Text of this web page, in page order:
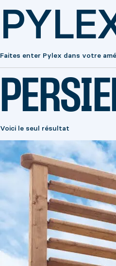
Faites enter Pylex dans votre
Voici le seul résultat